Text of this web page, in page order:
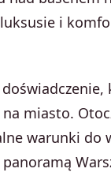
i
miasto.
warunki do